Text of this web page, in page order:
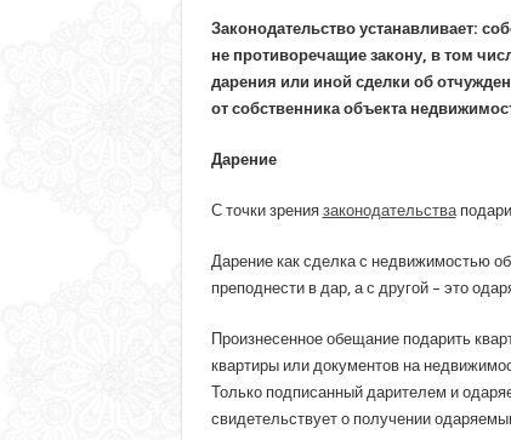
Законодательство устанавливает:
не противоречащие закону, в том
дарения или иной сделки об
от собственника объекта
Дарение
С точки зрения законодательства
Дарение как сделка с недвижимостью
преподнести в дар, а с другой – это
Произнесенное обещание подарить
квартиры или документов на
Только подписанный дарителем и
свидетельствует о получении